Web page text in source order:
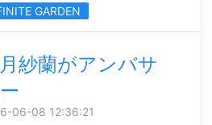
GARDEN
紗蘭がアンバサ
06-08 12:36:21